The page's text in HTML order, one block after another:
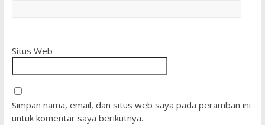
Situs Web
Simpan nama, email, dan situs web saya pada peramban ini
untuk komentar saya berikutnya.